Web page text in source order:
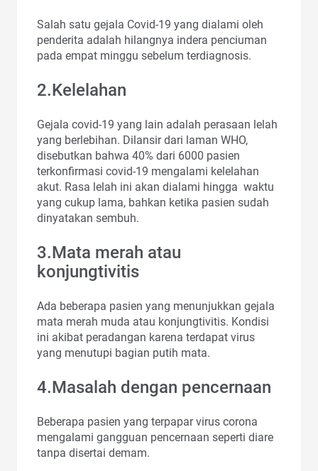
Salah satu gejala Covid-19 yang dialami oleh
penderita adalah hilangnya indera penciuman
pada empat minggu sebelum terdiagnosis.
2.Kelelahan
Gejala covid-19 yang lain adalah perasaan lelah
yang berlebihan. Dilansir dari laman WHO,
disebutkan bahwa 40% dari 6000 pasien
terkonfirmasi covid-19 mengalami kelelahan
akut. Rasa lelah ini akan dialami hingga waktu
yang cukup lama, bahkan ketika pasien sudah
dinyatakan sembuh.
3.Mata merah atau
konjungtivitis
Ada beberapa pasien yang menunjukkan gejala
mata merah muda atau konjungtivitis. Kondisi
ini akibat peradangan karena terdapat virus
yang menutupi bagian putih mata.
4.Masalah dengan pencernaan
Beberapa pasien yang terpapar virus corona
mengalami gangguan pencernaan seperti diare
tanpa disertai demam.